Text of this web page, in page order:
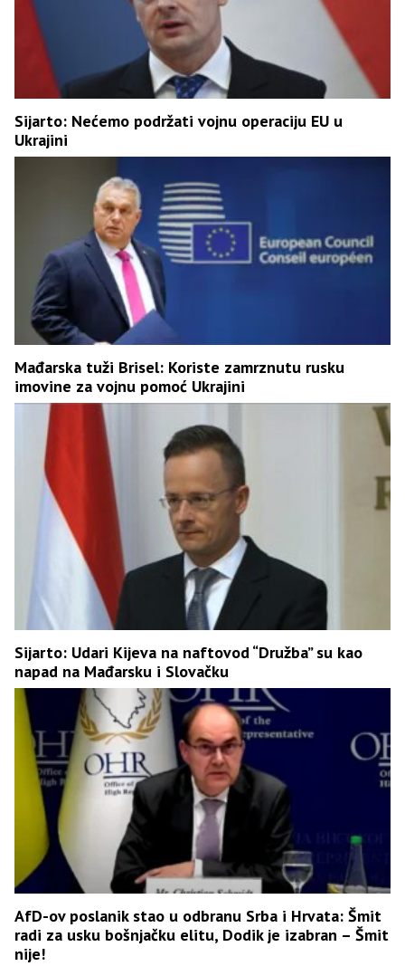
Sijarto: Nećemo podržati vojnu operaciju EU u
Ukrajini
Mađarska tuži Brisel: Koriste zamrznutu rusku
imovine za vojnu pomoć Ukrajini
Sijarto: Udari Kijeva na naftovod “Družba” su kao
napad na Mađarsku i Slovačku
AfD-ov poslanik stao u odbranu Srba i Hrvata: Šmit
radi za usku bošnjačku elitu, Dodik je izabran – Šmit
nije!